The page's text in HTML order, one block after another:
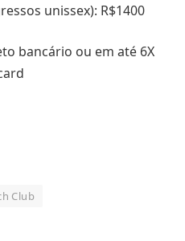
unissex): R$1400
bancário ou em até 6X
Club